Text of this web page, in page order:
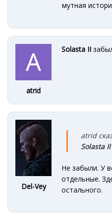
мутная
atrid
Solasta II
Del-Vey
atrid
Solasta II
Не забыли. У
отдельные.
остального.